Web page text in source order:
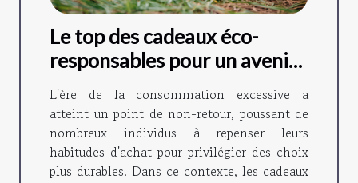
Le top des cadeaux éco-
responsables pour un avenir
durable
L'ère de la consommation excessive a
atteint un point de non-retour, poussant de
nombreux individus à repenser leurs
habitudes d'achat pour privilégier des choix
plus durables. Dans ce contexte, les cadeaux